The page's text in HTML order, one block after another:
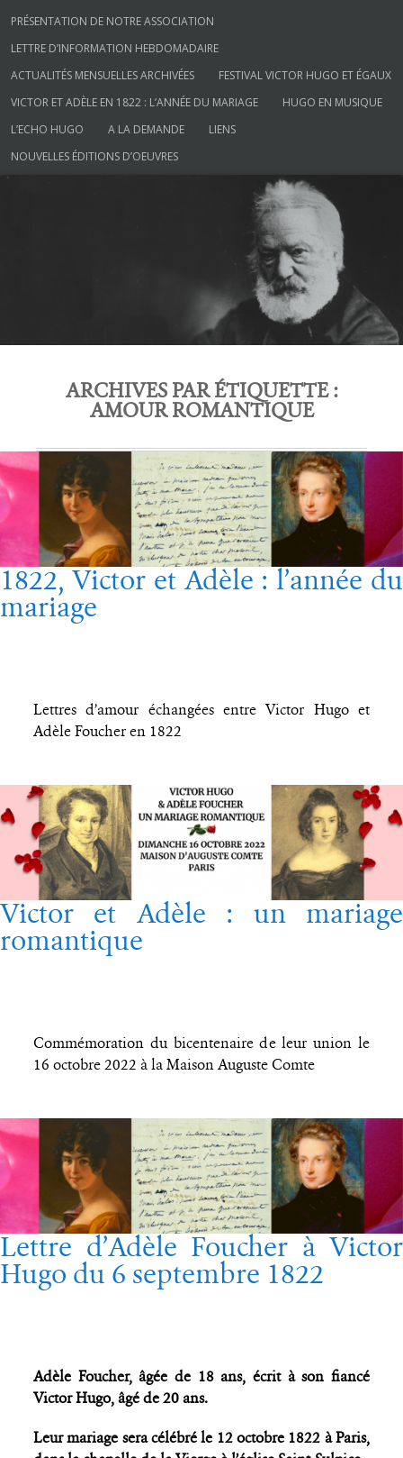
Aller au contenu
PRÉSENTATION DE NOTRE ASSOCIATION
LETTRE D’INFORMATION HEBDOMADAIRE
ACTUALITÉS MENSUELLES ARCHIVÉES
FESTIVAL VICTOR HUGO ET ÉGAUX
VICTOR ET ADÈLE EN 1822 : L’ANNÉE DU MARIAGE
HUGO EN MUSIQUE
L’ECHO HUGO
A LA DEMANDE
LIENS
NOUVELLES ÉDITIONS D’OEUVRES
Société des Amis de Victor Hugo
ARCHIVES PAR ÉTIQUETTE :
AMOUR ROMANTIQUE
1822, Victor et Adèle : l’année du
mariage
Lettres d’amour échangées entre Victor Hugo et
Adèle Foucher en 1822
Victor et Adèle : un mariage
romantique
Commémoration du bicentenaire de leur union le
16 octobre 2022 à la Maison Auguste Comte
Lettre d’Adèle Foucher à Victor
Hugo du 6 septembre 1822
Adèle Foucher, âgée de 18 ans, écrit à son fiancé
Victor Hugo, âgé de 20 ans.
Leur mariage sera célébré le 12 octobre 1822 à Paris,